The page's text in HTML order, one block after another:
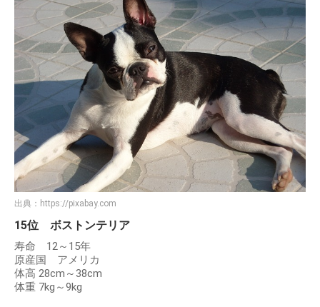
出典： https://pixabay.com
15位 ボストンテリア
寿命 12～15年
原産国 アメリカ
体高 28cm～38cm
体重 7kg～9kg